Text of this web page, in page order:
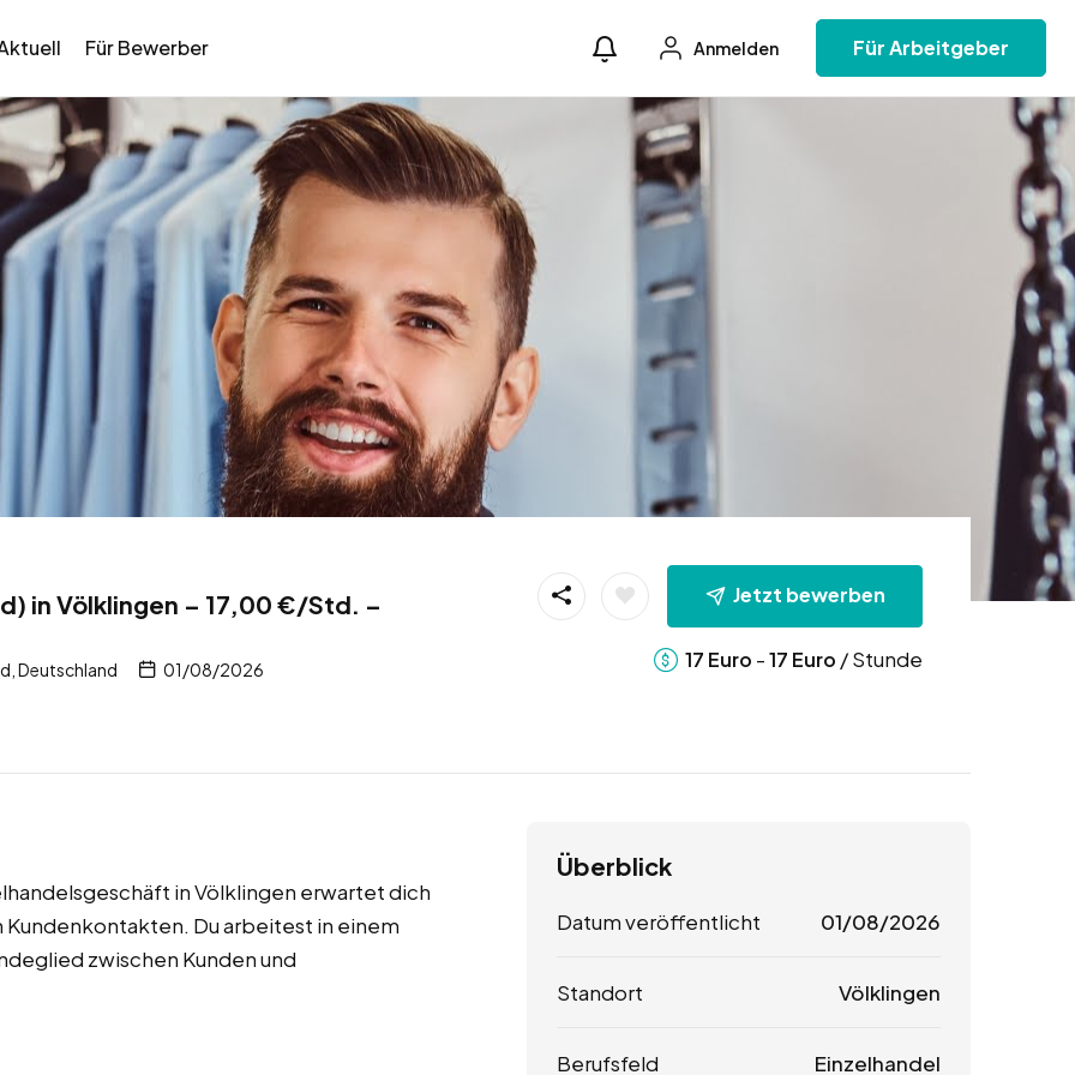
Für Bewerber Anmelden Für Arbeitgeber
in Völklingen – 17,00 €/Std. –
Deutschland 01/08/2026
Jetzt bewerben
17 Euro -17 Euro / Stunde
in Völklingen erwartet dich
Du arbeitest in einem
zwischen Kunden und
Überblick
Datum veröffentlicht 01/08/2026
Standort Völklingen
Berufsfeld Einzelhandel